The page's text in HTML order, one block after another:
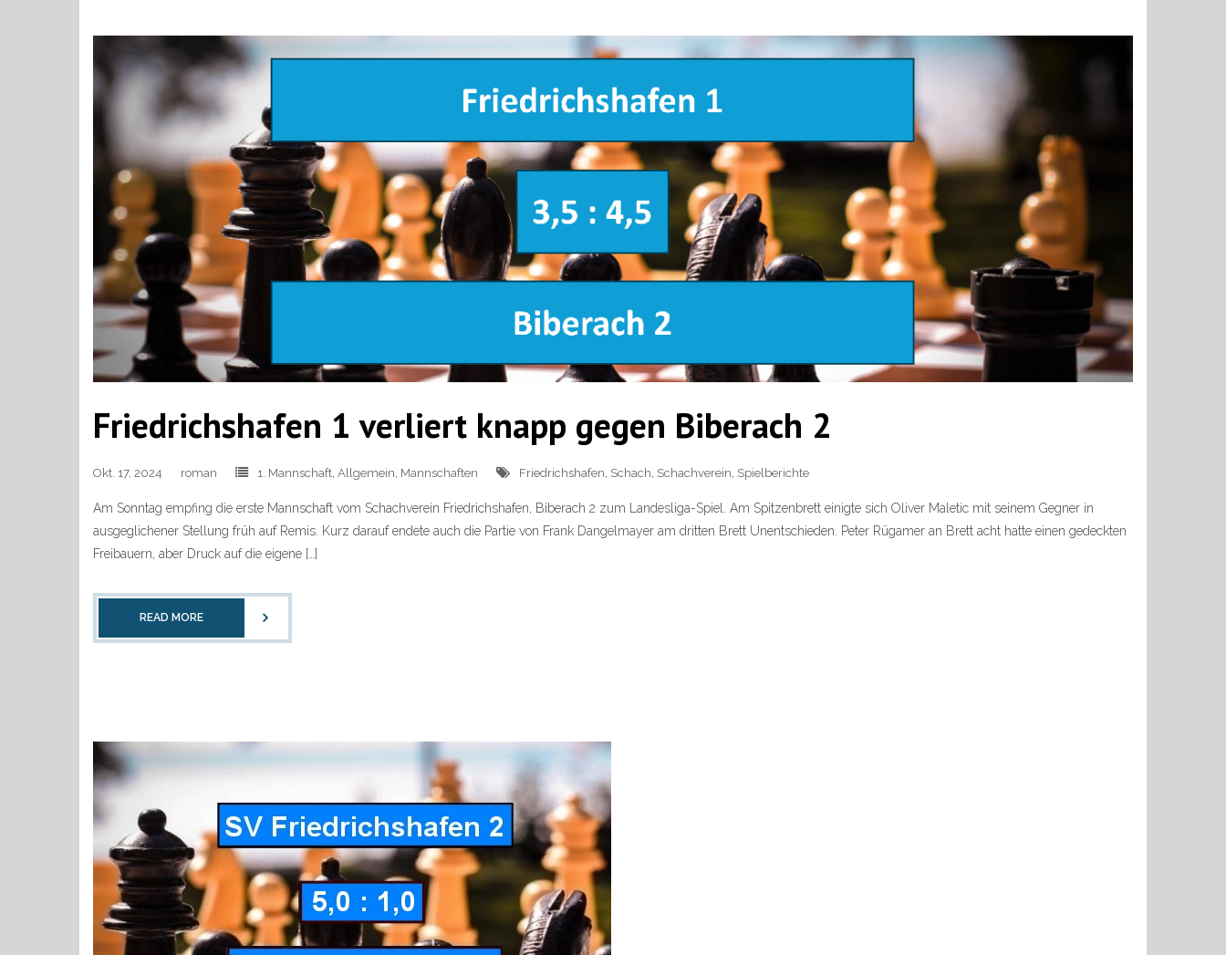
Friedrichshafen 1 verliert knapp gegen Biberach 2
Okt. 17, 2024 roman 1. Mannschaft, Allgemein, Mannschaften Friedrichshafen, Schach, Schachverein, Spielberichte
Am Sonntag empfing die erste Mannschaft vom Schachverein Friedrichshafen, Biberach 2 zum Landesliga-Spiel. Am Spitzenbrett einigte sich Oliver Maletic mit seinem Gegner in
ausgeglichener Stellung früh auf Remis. Kurz darauf endete auch die Partie von Frank Dangelmayer am dritten Brett Unentschieden. Peter Rügamer an Brett acht hatte einen gedeckten
Freibauern, aber Druck auf die eigene […]
READ MORE